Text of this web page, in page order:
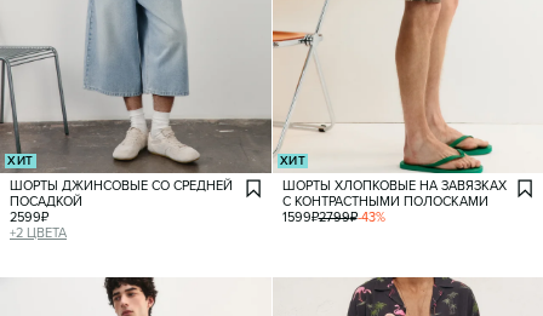
ХИТ
ШОРТЫ ДЖИНСОВЫЕ СО СРЕДНЕЙ
ПОСАДКОЙ
2599₽
+2 ЦВЕТА
ХИТ
ШОРТЫ ХЛОПКОВЫЕ НА ЗАВЯЗКАХ
С КОНТРАСТНЫМИ ПОЛОСКАМИ
1599₽2799₽-43%